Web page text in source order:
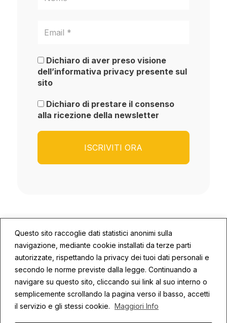
Questo sito raccoglie dati statistici anonimi sulla
navigazione, mediante cookie installati da terze parti
autorizzate, rispettando la privacy dei tuoi dati personali e
secondo le norme previste dalla legge. Continuando a
navigare su questo sito, cliccando sui link al suo interno o
semplicemente scrollando la pagina verso il basso, accetti
il servizio e gli stessi cookie. Maggiori Info
Dichiaro di aver preso visione
dell’informativa privacy presente sul
sito
Dichiaro di prestare il consenso
alla ricezione della newsletter
© 2026 ECOSYS | P.IVA: 02672590409